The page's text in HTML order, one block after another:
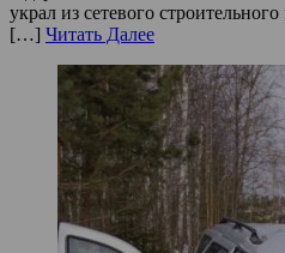
украл из сетевого
[…] Читать Далее